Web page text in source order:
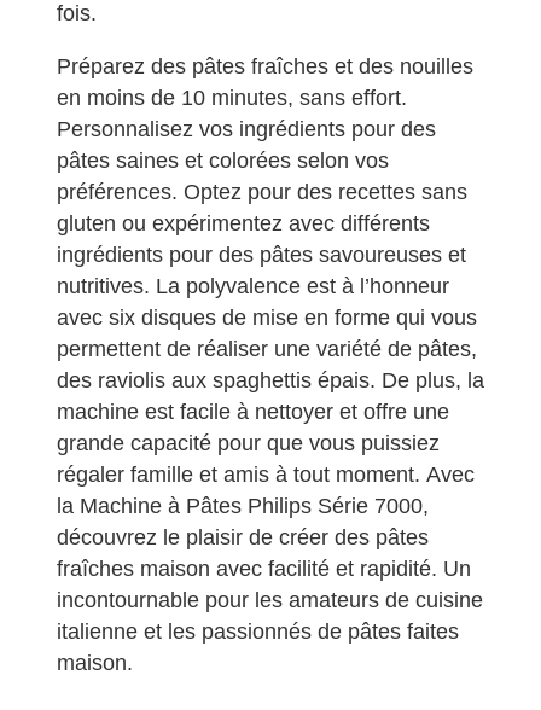
fois.
Préparez des pâtes fraîches et des nouilles
en moins de 10 minutes, sans effort.
Personnalisez vos ingrédients pour des
pâtes saines et colorées selon vos
préférences. Optez pour des recettes sans
gluten ou expérimentez avec différents
ingrédients pour des pâtes savoureuses et
nutritives. La polyvalence est à l’honneur
avec six disques de mise en forme qui vous
permettent de réaliser une variété de pâtes,
des raviolis aux spaghettis épais. De plus, la
machine est facile à nettoyer et offre une
grande capacité pour que vous puissiez
régaler famille et amis à tout moment. Avec
la Machine à Pâtes Philips Série 7000,
découvrez le plaisir de créer des pâtes
fraîches maison avec facilité et rapidité. Un
incontournable pour les amateurs de cuisine
italienne et les passionnés de pâtes faites
maison.